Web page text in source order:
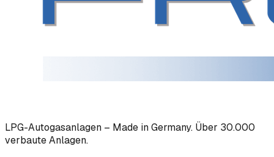
LPG-Autogasanlagen – Made in Germany. Über 30.000
verbaute Anlagen.